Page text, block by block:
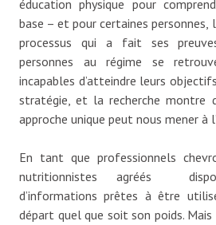
éducation physique pour
base – et pour certaines personnes,
processus qui a fait ses
personnes au régime se
incapables d’atteindre leurs
stratégie, et la recherche montre
approche unique peut nous mener à
En tant que professionnels
nutritionnistes agréés
d’informations prêtes à être
départ quel que soit son poids.